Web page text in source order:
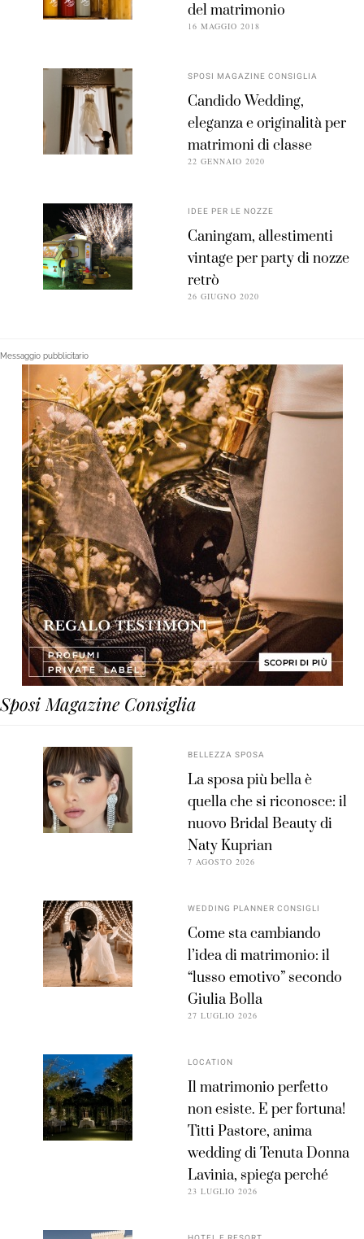
del matrimonio
16 MAGGIO 2018
SPOSI MAGAZINE CONSIGLIA
Candido Wedding,
eleganza e originalità per
matrimoni di classe
22 GENNAIO 2020
IDEE PER LE NOZZE
Caningam, allestimenti
vintage per party di nozze
retrò
26 GIUGNO 2020
Messaggio pubblicitario
Sposi Magazine Consiglia
BELLEZZA SPOSA
La sposa più bella è
quella che si riconosce: il
nuovo Bridal Beauty di
Naty Kuprian
7 AGOSTO 2026
WEDDING PLANNER CONSIGLI
Come sta cambiando
l’idea di matrimonio: il
“lusso emotivo” secondo
Giulia Bolla
27 LUGLIO 2026
LOCATION
Il matrimonio perfetto
non esiste. E per fortuna!
Titti Pastore, anima
wedding di Tenuta Donna
Lavinia, spiega perché
23 LUGLIO 2026